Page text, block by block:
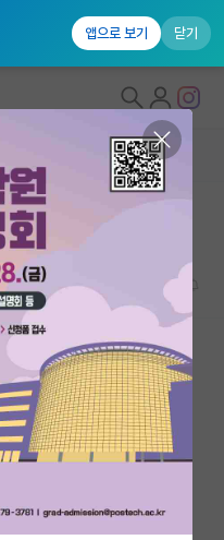
앱으로 보기 닫기